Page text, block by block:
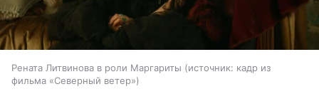
Рената Литвинова в роли Маргариты источник: кадр из
фильма «Северный ветер»